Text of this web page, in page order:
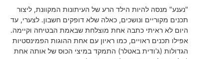
"נענע" מנסה להיות הילד הרע של העיתונות המקוונת, ליצור
תכנים מקוריים ונושכים, כאלה שלא דופקים חשבון. לצערי, עד
היום לא ראיתי כתבה אחת מוצלחת שבאמת הבטיחה וקיימה.
אפילו תכנים ראויים, כמו ראיון עם אחת ההוגות הפמינסטיות
הגדולות (ג'ודית באטלר) התמקד במיצי הכוּס של אותה אחת